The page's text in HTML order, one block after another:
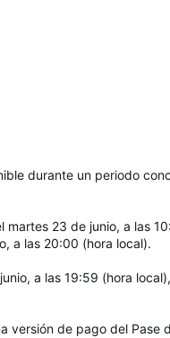
durante un periodo
23 de junio, a las
a las 20:00 (hora local).
a las 19:59 (hora
versión de pago del